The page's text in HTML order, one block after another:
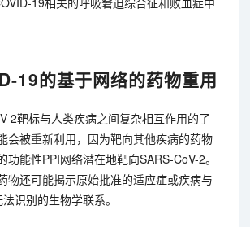
19的基于网络的药物重用
2靶标与人类疾病之间复杂相互作用的了
会被重新利用，因为靶向其他疾病的药物
功能性PPI网络潜在地靶向SARS-CoV-2。
物还可能揭示原始批准的适应症或疾病与
识别的生物学联系。